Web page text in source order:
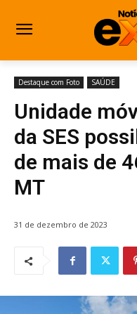
Destaque com Foto SAÚDE
Unidade
da SES
de mais de
MT
31 de dezembro de 2023